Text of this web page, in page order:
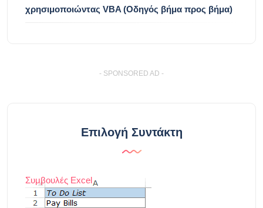
χρησιμοποιώντας VBA (Οδηγός βήμα προς βήμα)
- SPONSORED AD -
Επιλογή Συντάκτη
Συμβουλές Excel